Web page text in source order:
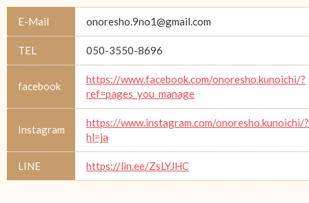
E-Mail onoresho.9no1@gmail.com
TEL 050-3550-8696
facebook
https://www.facebook.com/onoresho.kunoichi/?
ref=pages_you_manage
Instagram
https://www.instagram.com/onoresho.kunoichi/?
hl=ja
LINE https://lin.ee/ZsLYJHC